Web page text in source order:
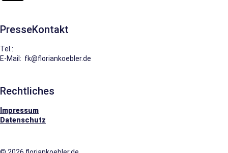
PresseKontakt
Tel.:
E-Mail: fk@floriankoebler.de
Rechtliches
Impressum
Datenschutz